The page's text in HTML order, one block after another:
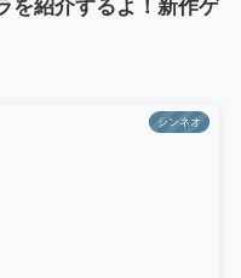
を紹介するよ！新作ゲ
シンネオ